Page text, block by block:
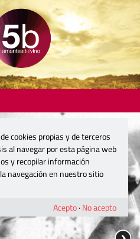
cookies propias y de terceros
al navegar por esta página web
y recopilar información
navegación en nuestro sitio
Acepto· No acepto